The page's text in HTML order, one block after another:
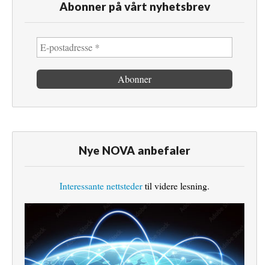
Abonner på vårt nyhetsbrev
Nye NOVA anbefaler
Interessante nettstedertil videre lesning.